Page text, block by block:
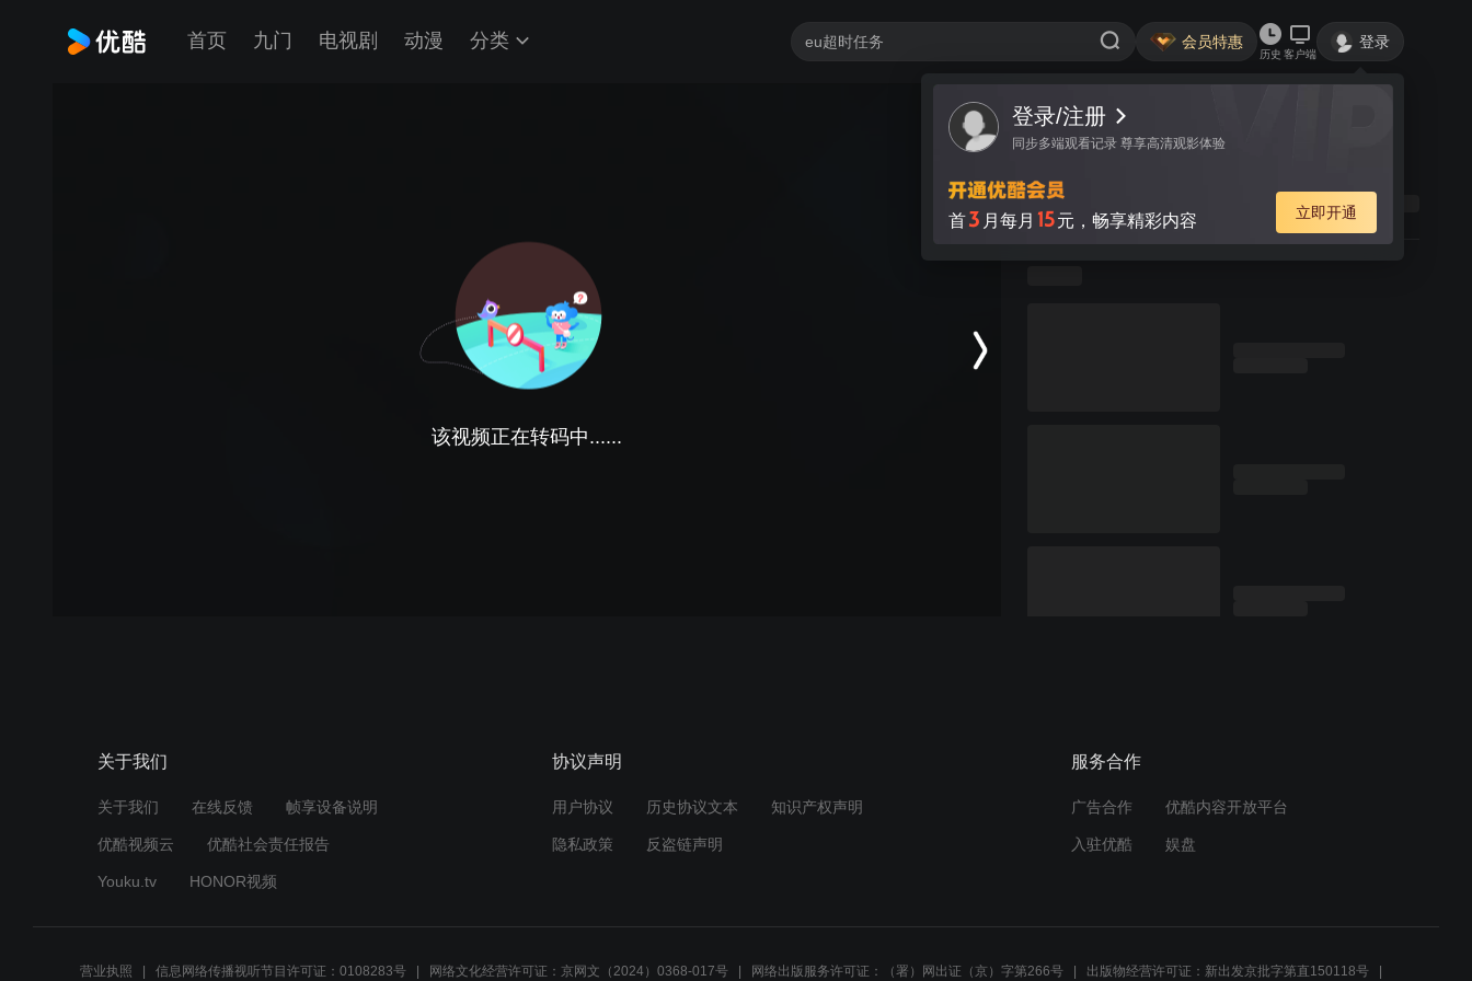
首页 九门 电视剧 动漫 分类 会员特惠
历史 客户端
登录
登录/注册
同步多端观看记录 尊享高清观影体验
首3 月每月 15元，畅享精彩内容 立即开通
该视频正在转码中......
关于我们
关于我们 在线反馈 帧享设备说明
优酷视频云 优酷社会责任报告
Youku.tv HONOR视频
协议声明
用户协议 历史协议文本 知识产权声明
隐私政策 反盗链声明
服务合作
广告合作 优酷内容开放平台
入驻优酷 娱盘
营业执照 信息网络传播视听节目许可证：0108283号 网络文化经营许可证：京网文（2024）0368-017号 网络出版服务许可证：（署）网出证（京）字第266号 出版物经营许可证：新出发京批字第直150118号